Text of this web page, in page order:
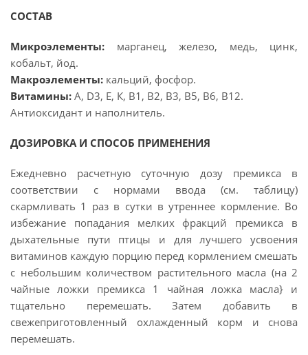
СОСТАВ
Микроэлементы: марганец, железо, медь, цинк,
кобальт, йод.
Макроэлементы: кальций, фосфор.
Витамины: А, D3, Е, К, В1, В2, В3, В5, В6, В12.
Антиоксидант и наполнитель.
ДОЗИРОВКА И СПОСОБ ПРИМЕНЕНИЯ
Ежедневно расчетную суточную дозу премикса в
соответствии с нормами ввода (см. таблицу)
скармливать 1 раз в сутки в утреннее кормление. Во
избежание попадания мелких фракций премикса в
дыхательные пути птицы и для лучшего усвоения
витаминов каждую порцию перед кормлением смешать
с небольшим количеством растительного масла (на 2
чайные ложки премикса 1 чайная ложка масла} и
тщательно перемешать. Затем добавить в
свежеприготовленный охлажденный корм и снова
перемешать.